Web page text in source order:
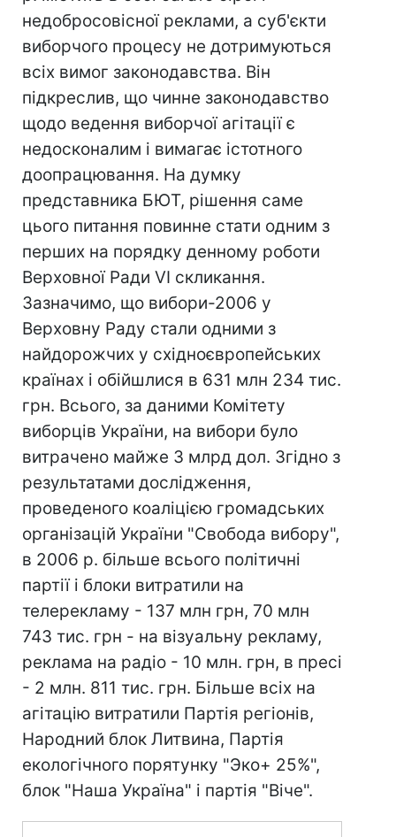
недобросовісної реклами, а суб'єкти
виборчого процесу не дотримуються
всіх вимог законодавства. Він
підкреслив, що чинне законодавство
щодо ведення виборчої агітації є
недосконалим і вимагає істотного
доопрацювання. На думку
представника БЮТ, рішення саме
цього питання повинне стати одним з
перших на порядку денному роботи
Верховної Ради VI скликання.
Зазначимо, що вибори-2006 у
Верховну Раду стали одними з
найдорожчих у східноєвропейських
країнах і обійшлися в 631 млн 234 тис.
грн. Всього, за даними Комітету
виборців України, на вибори було
витрачено майже 3 млрд дол. Згідно з
результатами дослідження,
проведеного коаліцією громадських
організацій України "Свобода вибору",
в 2006 р. більше всього політичні
партії і блоки витратили на
телерекламу - 137 млн грн, 70 млн
743 тис. грн - на візуальну рекламу,
реклама на радіо - 10 млн. грн, в пресі
- 2 млн. 811 тис. грн. Більше всіх на
агітацію витратили Партія регіонів,
Народний блок Литвина, Партія
екологічного порятунку "Эко+ 25%",
блок "Наша Україна" і партія "Віче".